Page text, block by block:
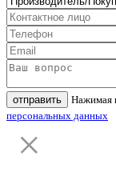
отправить Нажимая
персональных данных